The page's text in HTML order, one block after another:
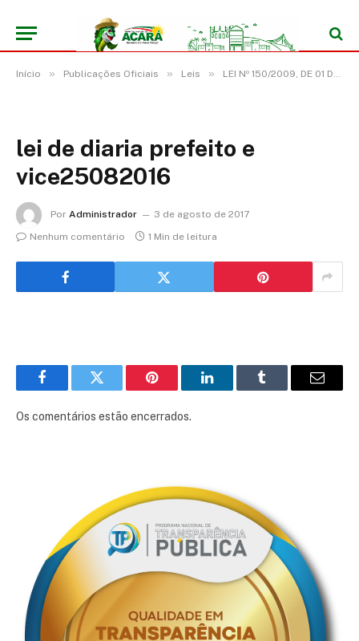
Início » Publicações Oficiais » Leis » LEI Nº 150/2009, DE 01 DE JANEIRO DE 2009
lei de diaria prefeito e
vice25082016
Por Administrador
3 de agosto de 2017
Nenhum comentário
1 Min de leitura
FacebookTwitter Pinterest LinkedInTumblr
E-
Os comentários estão encerrados.